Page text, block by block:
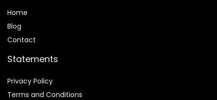
Home
Blog
Contact
Statements
Privacy Policy
Terms and Conditions